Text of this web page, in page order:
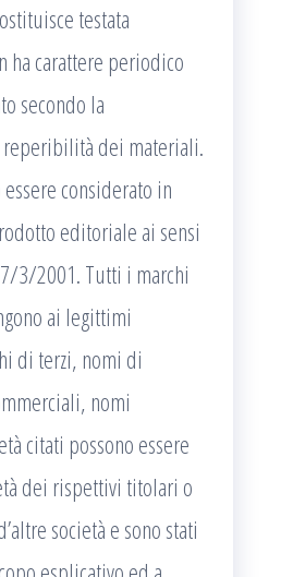
testata
ha carattere periodico
secondo la
dei materiali.
considerato in
editoriale ai sensi
3/2001. Tutti i marchi
ai legittimi
di terzi, nomi di
nomi
citati possono essere
dei rispettivi titolari o
società e sono stati